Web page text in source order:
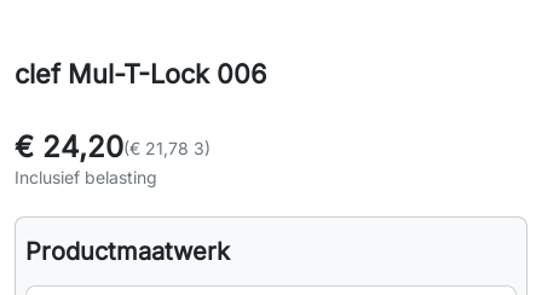
clef Mul-T-Lock 006
€ 24,20(€ 21,78 3)
Inclusief belasting
Productmaatwerk